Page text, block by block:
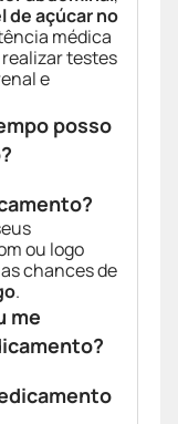
de açúcar no
médica
testes
e
posso
ou logo
chances de
.
me